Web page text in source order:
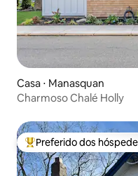
Casa ⋅ Manasquan
Charmoso Chalé Holly
Entre os melhores
Preferido dos